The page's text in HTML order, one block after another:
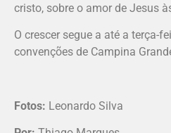
cristo, sobre o amor de Jesus
O crescer segue a até a terça-
convenções de Campina
Fotos: Leonardo Silva